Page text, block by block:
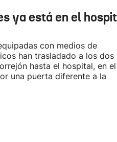
ya está en el
con medios de
han trasladado a los dos
hasta el hospital, en el
una puerta diferente a la